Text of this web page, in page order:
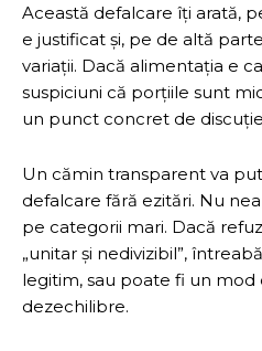
Această defalcare îți arată,
e justificat și, pe de altă
variații. Dacă alimentația e
suspiciuni că porțiile sunt
un punct concret de
Un cămin transparent va
defalcare fără ezitări. Nu
pe categorii mari. Dacă
„unitar și nedivizibil”,
legitim, sau poate fi un mod
dezechilibre.